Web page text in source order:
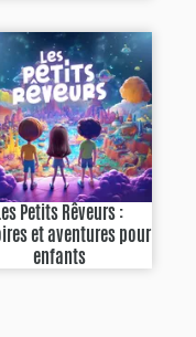
Petits Rêveurs :
et aventures pour
enfants